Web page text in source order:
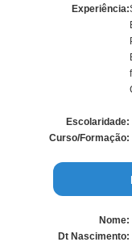
Experiência:
Escolaridade:
Curso/Formação:
Nome:
Dt Nascimento: